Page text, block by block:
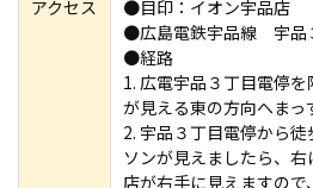
アクセス
●目印：イオン宇品店
●広島電鉄宇品線 宇品
●経路
1. 広電宇品３丁目電停
が見える東の方向へまっ
2. 宇品３丁目電停から
ソンが見えましたら、
店が右手に見えますの